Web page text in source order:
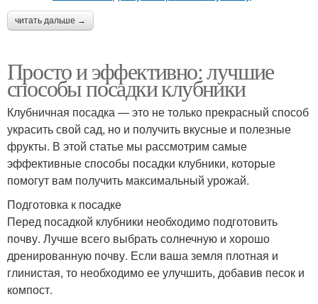
читать дальше →
Просто и эффективно: лучшие
способы посадки клубники
Клубничная посадка — это не только прекрасный способ
украсить свой сад, но и получить вкусные и полезные
фрукты. В этой статье мы рассмотрим самые
эффективные способы посадки клубники, которые
помогут вам получить максимальный урожай.
Подготовка к посадке
Перед посадкой клубники необходимо подготовить
почву. Лучше всего выбрать солнечную и хорошо
дренированную почву. Если ваша земля плотная и
глинистая, то необходимо ее улучшить, добавив песок и
компост.